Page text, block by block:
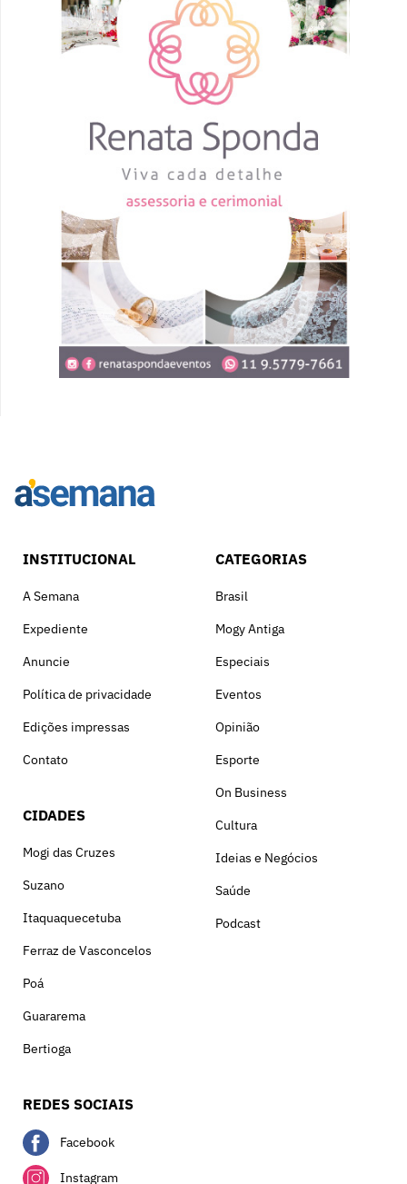
INSTITUCIONAL
A Semana
Expediente
Anuncie
Política de privacidade
Edições impressas
Contato
CIDADES
Mogi das Cruzes
Suzano
Itaquaquecetuba
Ferraz de Vasconcelos
Poá
Guararema
Bertioga
CATEGORIAS
Brasil
Mogy Antiga
Especiais
Eventos
Opinião
Esporte
On Business
Cultura
Ideias e Negócios
Saúde
Podcast
REDES SOCIAIS
Facebook
Instagram